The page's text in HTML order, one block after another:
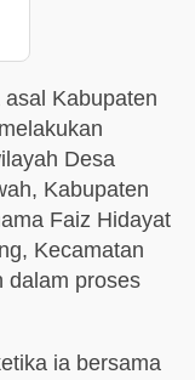
Kabupaten
Desa
Kabupaten
Faiz Hidayat
Kecamatan
dalam proses
ia bersama